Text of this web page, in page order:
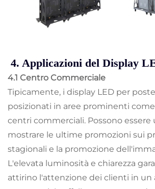
4. Applicazioni del Display
4.1 Centro Commerciale
Tipicamente, i display LED per
posizionati in aree prominenti
centri commerciali. Possono essere
mostrare le ultime promozioni sui
stagionali e la promozione
L'elevata luminosità e chiarezza
attirino l'attenzione dei clienti in un